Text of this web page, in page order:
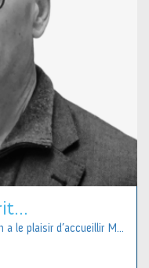
a le plaisir d’accueillir M...